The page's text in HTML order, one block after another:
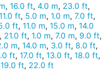
, 16.0 ft, 4.0 m, 23.0 ft,
11.0 ft, 5.0 m, 1.0 m, 7.0 ft,
ft, 11.0 m, 15.0 m, 14.0
, 21.0 ft, 1.0 m, 7.0 m, 9.0 ft,
m, 14.0 m, 3.0 ft, 8.0 ft,
ft, 17.0 ft, 13.0 ft, 18.0 ft,
19.0 ft, 22.0 ft